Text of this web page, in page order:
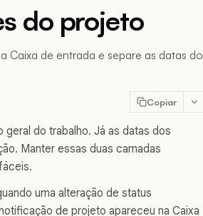
do projeto
Caixa de entrada e separe as datas do
Copiar
do trabalho. Já as datas dos
Manter essas duas camadas
uma alteração de status
de projeto apareceu na Caixa